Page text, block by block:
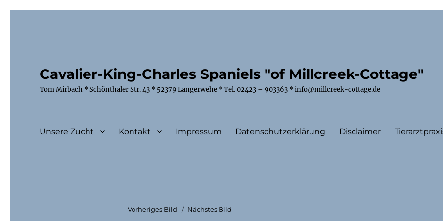
Cavalier-King-Charles Spaniels "of Millcreek-Cottage"
Tom Mirbach * Schönthaler Str. 43 * 52379 Langerwehe * Tel. 02423 – 903363 * info@millcreek-cottage.de
Unsere Zucht Kontakt Impressum Datenschutzerklärung Disclaimer
Vorheriges Bild Nächstes Bild